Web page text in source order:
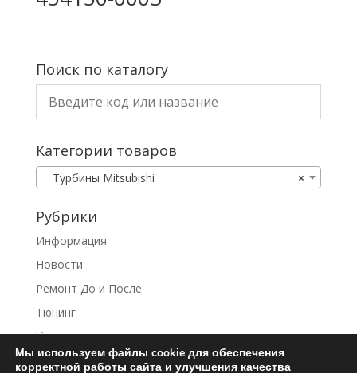
Поиск по каталогу
Категории товаров
×
Турбины Mitsubishi
Рубрики
Информация
Новости
Ремонт До и После
Тюнинг
Услуги
Мы используем файлы cookie для обеспечения
корректной работы сайта и улучшения качества